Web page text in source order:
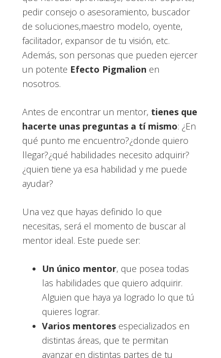
pedir consejo o asesoramiento, buscador
de soluciones,maestro modelo, oyente,
facilitador, expansor de tu visión, etc.
Además, son personas que pueden ejercer
un potente Efecto Pigmalion en
nosotros.
Antes de encontrar un mentor, tienes que
hacerte unas preguntas a tí mismo: ¿En
qué punto me encuentro?¿donde quiero
llegar?¿qué habilidades necesito adquirir?
¿quien tiene ya esa habilidad y me puede
ayudar?
Una vez que hayas definido lo que
necesitas, será el momento de buscar al
mentor ideal. Este puede ser:
Un único mentor, que posea todas
las habilidades que quiero adquirir.
Alguien que haya ya logrado lo que tú
quieres lograr.
Varios mentoresespecializados en
distintas áreas, que te permitan
avanzar en distintas partes de tu